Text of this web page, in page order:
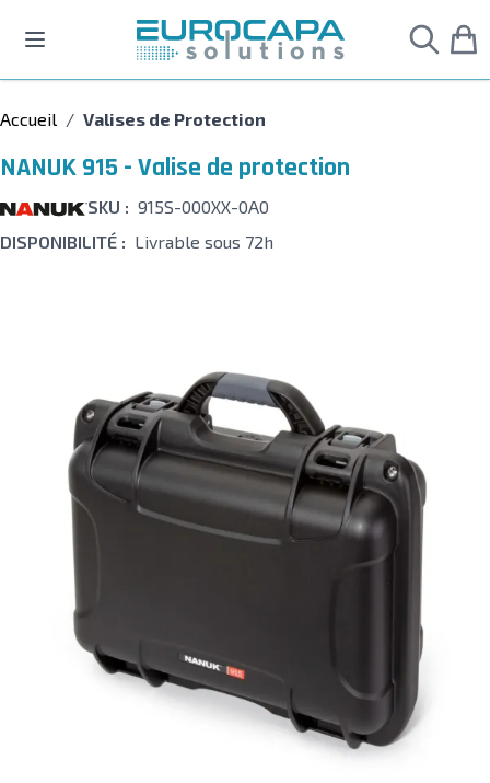
Accueil / Valises de Protection
NANUK 915 - Valise de protection
SKU : 915S-000XX-0A0
DISPONIBILITÉ : Livrable sous 72h